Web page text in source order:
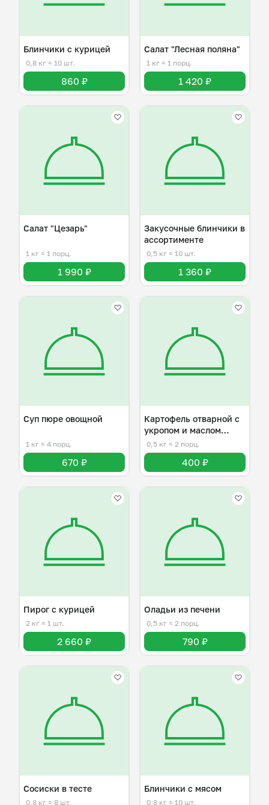
Блинчики с курицей
0,8 кг ≈ 10 шт.
860 ₽
Салат "Лесная поляна"
1 кг ≈ 1 порц.
1 420 ₽
Салат "Цезарь"
1 кг ≈ 1 порц.
1 990 ₽
Закусочные блинчики в
ассортименте
0,5 кг ≈ 10 шт.
1 360 ₽
Суп пюре овощной
1 кг ≈ 4 порц.
670 ₽
Картофель отварной с
укропом и маслом
сливочным
0,5 кг ≈ 2 порц.
400 ₽
Пирог с курицей
2 кг ≈ 1 шт.
2 660 ₽
Оладьи из печени
0,5 кг ≈ 2 порц.
790 ₽
Сосиски в тесте
0,8 кг ≈ 8 шт.
Блинчики с мясом
0,8 кг ≈ 10 шт.